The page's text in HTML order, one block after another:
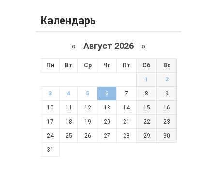
Календарь
« Август 2026 »
Пн Вт Ср Чт Пт Сб Вс
1 2
3 4 5 6 7 8 9
10 11 12 13 14 15 16
17 18 19 20 21 22 23
24 25 26 27 28 29 30
31